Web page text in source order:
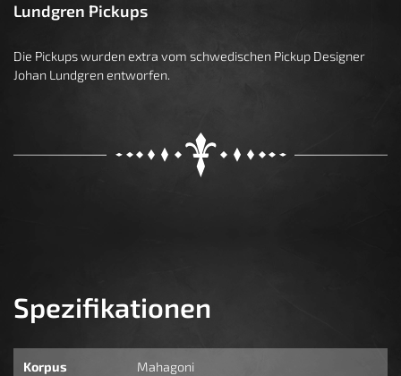
Lundgren Pickups
Die Pickups wurden extra vom schwedischen Pickup Designer
Johan Lundgren entworfen.
Spezifikationen
Korpus Mahagoni